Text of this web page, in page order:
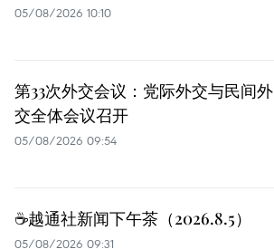
05/08/2026 10:10
第33次外交会议：党际外交与民间外
交全体会议召开
05/08/2026 09:54
☕️越通社新闻下午茶（2026.8.5）
05/08/2026 09:31